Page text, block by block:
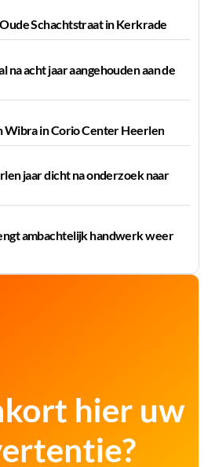
Schachtstraat in Kerkrade
acht jaar aangehouden aan de
Wibra in Corio Center Heerlen
jaar dicht na onderzoek naar
ambachtelijk handwerk weer